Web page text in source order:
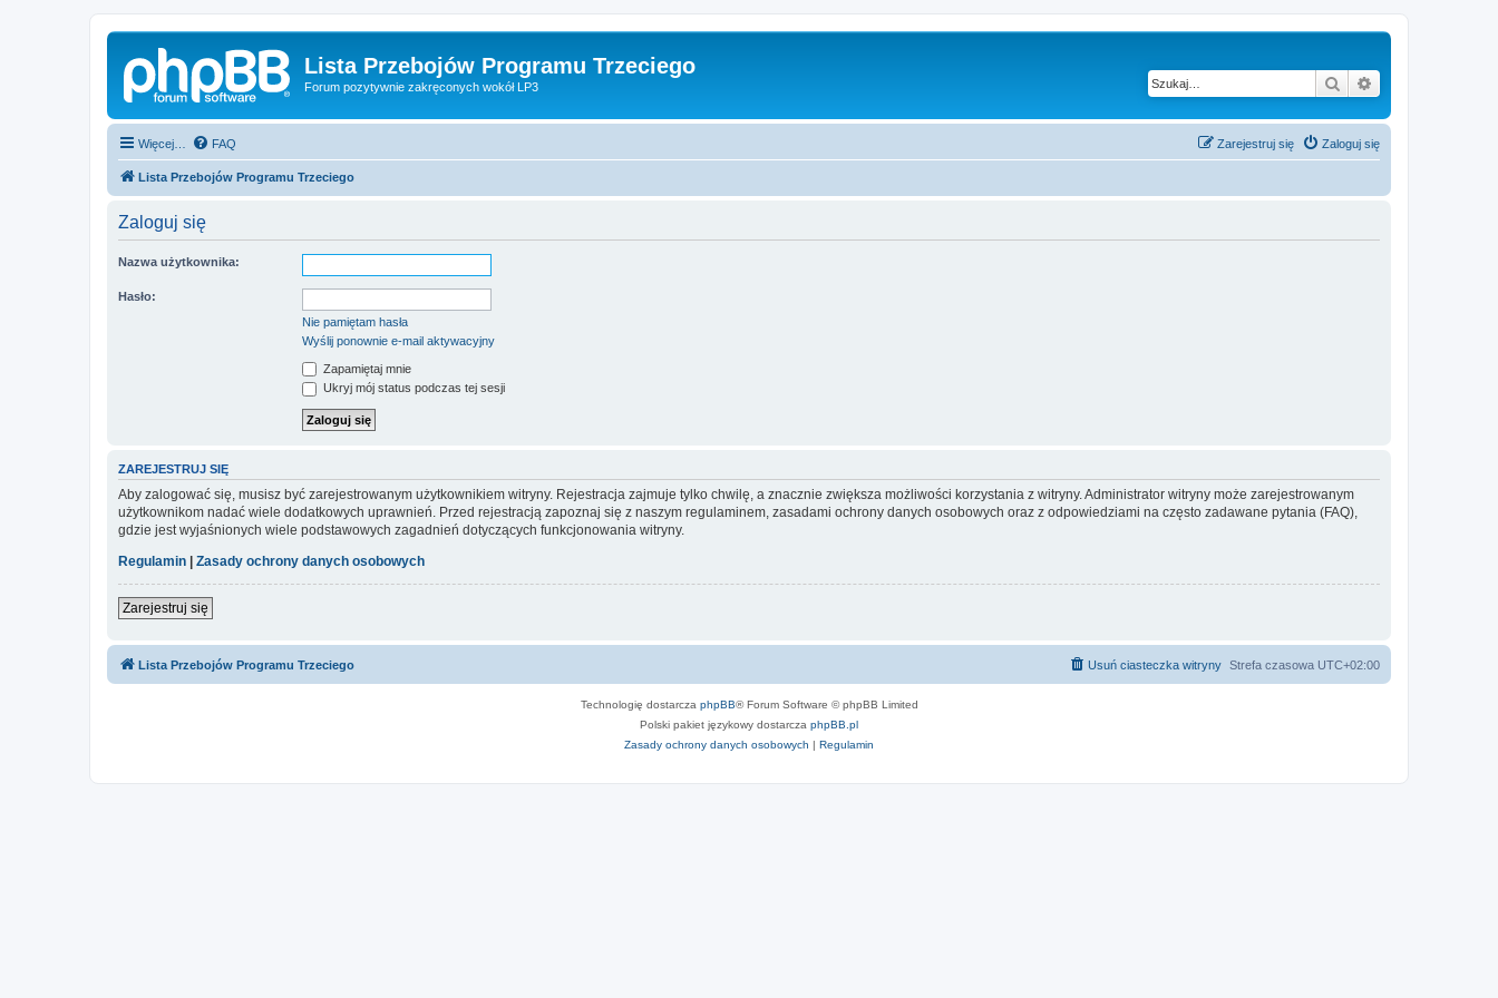
Lista Przebojów Programu Trzeciego
Forum pozytywnie zakręconych wokół LP3 Szukaj
Więcej… FAQ Zaloguj się
Zarejestruj się
Lista Przebojów Programu Trzeciego
Zaloguj się
Nazwa użytkownika:
Hasło:
Nie pamiętam hasła
Wyślij ponownie e-mail aktywacyjny
Zapamiętaj mnie
Ukryj mój status podczas tej sesji
ZAREJESTRUJ SIĘ
Aby zalogować się, musisz być zarejestrowanym użytkownikiem witryny. Rejestracja zajmuje tylko chwilę, a znacznie zwiększa możliwości korzystania z witryny. Administrator witryny może zarejestrowanym
użytkownikom nadać wiele dodatkowych uprawnień. Przed rejestracją zapoznaj się z naszym regulaminem, zasadami ochrony danych osobowych oraz z odpowiedziami na często zadawane pytania (FAQ),
gdzie jest wyjaśnionych wiele podstawowych zagadnień dotyczących funkcjonowania witryny.
Regulamin
Zasady ochrony danych osobowych
Zarejestruj się
Lista Przebojów Programu Trzeciego Strefa czasowa UTC+02:00
Usuń ciasteczka witryny
Technologię dostarcza phpBB® Forum Software © phpBB Limited
Polski pakiet językowy dostarcza phpBB.pl
Zasady ochrony danych osobowych | Regulamin